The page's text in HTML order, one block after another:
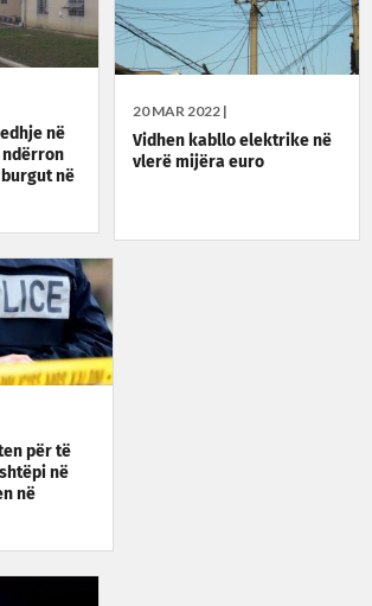
20 MAR 2022 |
Vidhen kabllo elektrike në
vlerë mijëra euro
në
ndërron
në
për të
në
në